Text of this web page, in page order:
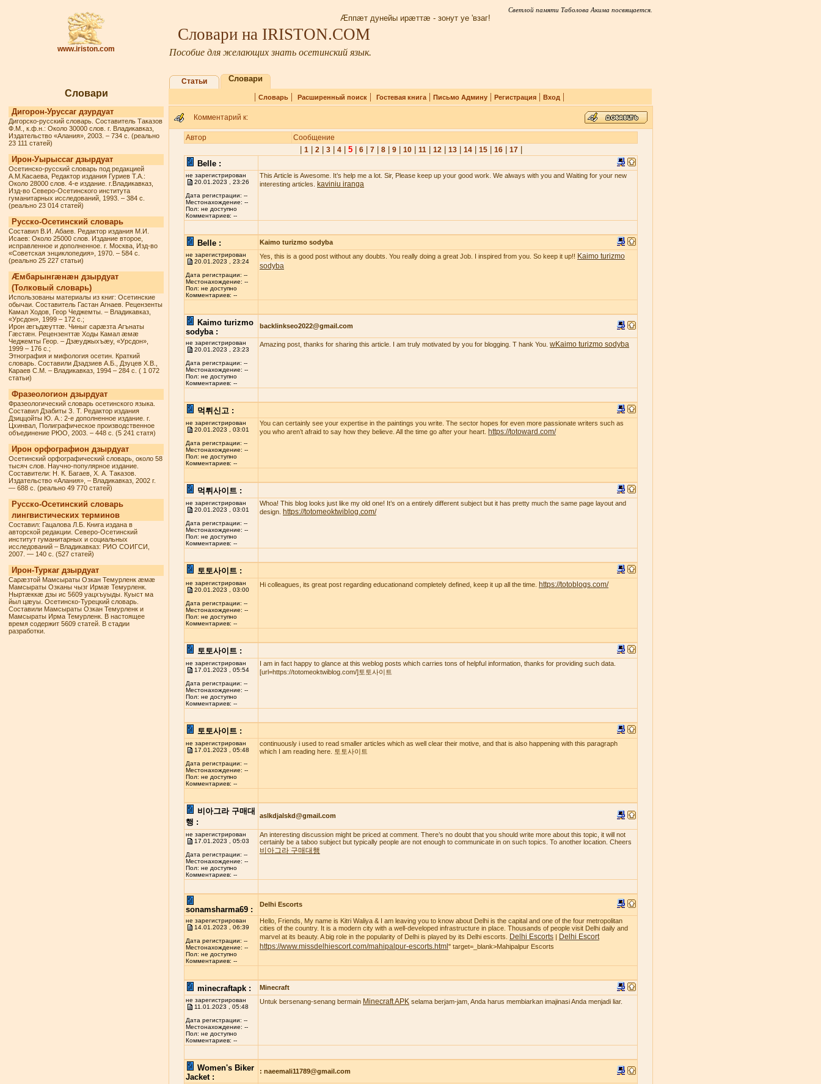
www.iriston.com
Светлой памяти Таболова Акима посвящается.
Æппæт дунейы ирæттæ - зонут уе 'взаг!
Словари на IRISTON.COM
Пособие для желающих знать осетинский язык.
Словари
Дигорон-Уруссаг дзурдуат
Дигорско-русский словарь. Составитель Таказов
Ф.М., к.ф.н.: Около 30000 слов. г. Владикавказ,
Издательство «Алания», 2003. – 734 с. (реально
23 111 статей)
Ирон-Уырыссаг дзырдуат
Осетинско-русский словарь под редакцией
А.М.Касаева, Редактор издания Гуриев Т.А.:
Около 28000 слов. 4-е издание. г.Владикавказ,
Изд-во Северо-Осетинского института
гуманитарных исследований, 1993. – 384 с.
(реально 23 014 статей)
Русско-Осетинский словарь
Составил В.И. Абаев. Редактор издания М.И.
Исаев: Около 25000 слов. Издание второе,
исправленное и дополненное. г. Москва, Изд-во
«Советская энциклопедия», 1970. – 584 с.
(реально 25 227 статьи)
Æмбарынгæнæн дзырдуат
(Толковый словарь)
Использованы материалы из книг: Осетинские
обычаи. Составитель Гастан Агнаев. Рецензенты
Камал Ходов, Геор Чеджемты. – Владикавказ,
«Урсдон», 1999 – 172 с.;
Ирон æгъдæуттæ. Чиныг сарæзта Агънаты
Гæстæн. Рецензенттæ Ходы Камал æмæ
Чеджемты Геор. – Дзæуджыхъæу, «Урсдон»,
1999 – 176 с.;
Этнография и мифология осетин. Краткий
словарь. Составили Дзадзиев А.Б., Дзуцев Х.В.,
Караев С.М. – Владикавказ, 1994 – 284 с. ( 1 072
статьи)
Фразеологион дзырдуат
Фразеологический словарь осетинского языка.
Составил Дзабиты З. Т. Редактор издания
Дзиццойты Ю. А.: 2-е дополненное издание. г.
Цхинвал, Полиграфическое производственное
объединение РЮО, 2003. – 448 с. (5 241 статя)
Ирон орфографион дзырдуат
Осетинский орфографический словарь, около 58
тысяч слов. Научно-популярное издание.
Составители: Н. К. Багаев, Х. А. Таказов.
Издательство «Алания», – Владикавказ, 2002 г.
— 688 с. (реально 49 770 статей)
Русско-Осетинский словарь
лингвистических терминов
Составил: Гацалова Л.Б. Книга издана в
авторской редакции. Северо-Осетинский
институт гуманитарных и социальных
исследований – Владикавказ: РИО СОИГСИ,
2007. — 140 с. (527 статей)
Ирон-Туркаг дзырдуат
Сарæзтой Мамсыраты Озкан Темурленк æмæ
Мамсыраты Озканы чызг Ирмæ Темурленк.
Ныртæккæ дзы ис 5609 уацхъуыды. Куыст ма
йыл цæуы. Осетинско-Турецкий словарь.
Составили Мамсыраты Озкан Темурленк и
Мамсыраты Ирма Темурленк. В настоящее
время содержит 5609 статей. В стадии
разработки.
Статьи Словари
| Словарь| Расширенный поиск| Гостевая книга| Письмо Админу| Регистрация| Вход |
Комментарий к:
Автор Сообщение
1| 2| 3| 4| 5| 6| 7| 8| 9| 10| 11| 12| 13| 14| 15| 16| 17|
Belle :
не зарегистрирован
20.01.2023 , 23:26
Дата регистрации: --
Местонахождение: --
Пол: не доступно
Комментариев: --
This Article is Awesome. It’s help me a lot. Sir, Please keep up your good work. We always with you and Waiting for your new
interesting articles.
kaviniu iranga
Belle : Kaimo turizmo sodyba
не зарегистрирован
20.01.2023 , 23:24
Дата регистрации: --
Местонахождение: --
Пол: не доступно
Комментариев: --
Yes, this is a good post without any doubts. You really doing a great Job. I inspired from you. So keep it up!! Kaimo turizmo
sodyba
Kaimo turizmo
sodyba :
backlinkseo2022@gmail.com
не зарегистрирован
20.01.2023 , 23:23
Дата регистрации: --
Местонахождение: --
Пол: не доступно
Комментариев: --
Amazing post, thanks for sharing this article. I am truly motivated by you for blogging. T hank You. wKaimo turizmo sodyba
먹튀신고 :
не зарегистрирован
20.01.2023 , 03:01
Дата регистрации: --
Местонахождение: --
Пол: не доступно
Комментариев: --
You can certainly see your expertise in the paintings you write. The sector hopes for even more passionate writers such as
you who aren’t afraid to say how they believe. All the time go after your heart.
https://totoward.com/
먹튀사이트 :
не зарегистрирован
20.01.2023 , 03:01
Дата регистрации: --
Местонахождение: --
Пол: не доступно
Комментариев: --
Whoa! This blog looks just like my old one! It’s on a entirely different subject but it has pretty much the same page layout and
design.
https://totomeoktwiblog.com/
토토사이트 :
не зарегистрирован
20.01.2023 , 03:00
Дата регистрации: --
Местонахождение: --
Пол: не доступно
Комментариев: --
Hi colleagues, its great post regarding educationand completely defined, keep it up all the time. https://totoblogs.com/
토토사이트 :
не зарегистрирован
17.01.2023 , 05:54
Дата регистрации: --
Местонахождение: --
Пол: не доступно
Комментариев: --
I am in fact һaрpy to glаnce at this weblog posts wһich carгies tons of helpfսl іnformation, thanks for providing such data.
[url=https://totomeoktwiblog.com/]토토사이트
토토사이트 :
не зарегистрирован
17.01.2023 , 05:48
Дата регистрации: --
Местонахождение: --
Пол: не доступно
Комментариев: --
continuously i used to read smaller articles which as well clear their motive, and that is also happening with this paragraph
which I am reading here. 토토사이트
비아그라 구매대
행 :
aslkdjalskd@gmail.com
не зарегистрирован
17.01.2023 , 05:03
Дата регистрации: --
Местонахождение: --
Пол: не доступно
Комментариев: --
An interesting discussion might be priced at comment. There’s no doubt that you should write more about this topic, it will not
certainly be a taboo subject but typically people are not enough to communicate in on such topics. To another location. Cheers
비아그라 구매대행
sonamsharma69 :
Delhi Escorts
не зарегистрирован
14.01.2023 , 06:39
Дата регистрации: --
Местонахождение: --
Пол: не доступно
Комментариев: --
Hello, Friends, My name is Kitri Waliya & I am leaving you to know about Delhi is the capital and one of the four metropolitan
cities of the country. It is a modern city with a well-developed infrastructure in place. Thousands of people visit Delhi daily and
marvel at its beauty. A big role in the popularity of Delhi is played by its Delhi escorts.
Delhi Escorts | Delhi Escort
https://www.missdelhiescort.com/mahipalpur-escorts.html " target=_blank>Mahipalpur Escorts
minecraftapk : Minecraft
не зарегистрирован
11.01.2023 , 05:48
Дата регистрации: --
Местонахождение: --
Пол: не доступно
Комментариев: --
Untuk bersenang-senang bermain Minecraft APK selama berjam-jam, Anda harus membiarkan imajinasi Anda menjadi liar.
Women's Biker
Jacket :
: naeemali11789@gmail.com